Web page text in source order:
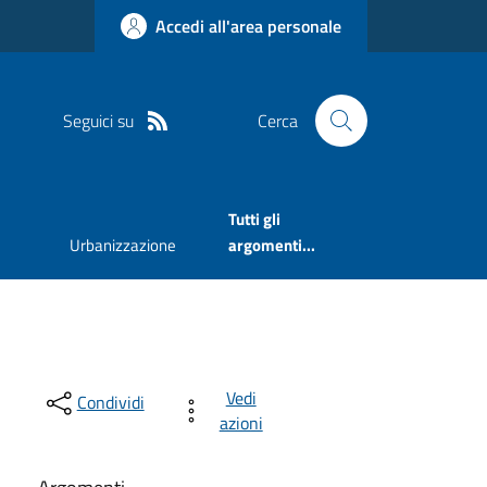
Accedi all'area personale
Seguici su Cerca
Urbanizzazione
Tutti gli
argomenti...
Condividi
Vedi
azioni